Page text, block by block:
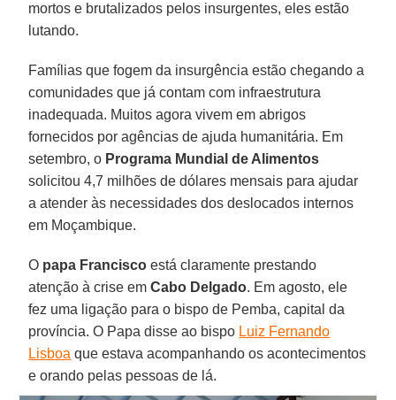
mortos e brutalizados pelos insurgentes, eles estão
lutando.
Famílias que fogem da insurgência estão chegando a
comunidades que já contam com infraestrutura
inadequada. Muitos agora vivem em abrigos
fornecidos por agências de ajuda humanitária. Em
setembro, o Programa Mundial de Alimentos
solicitou 4,7 milhões de dólares mensais para ajudar
a atender às necessidades dos deslocados internos
em Moçambique.
O papa Francisco está claramente prestando
atenção à crise emCabo Delgado. Em agosto, ele
fez uma ligação para o bispo de Pemba, capital da
província. O Papa disse ao bispo Luiz Fernando
Lisboa que estava acompanhando os acontecimentos
e orando pelas pessoas de lá.